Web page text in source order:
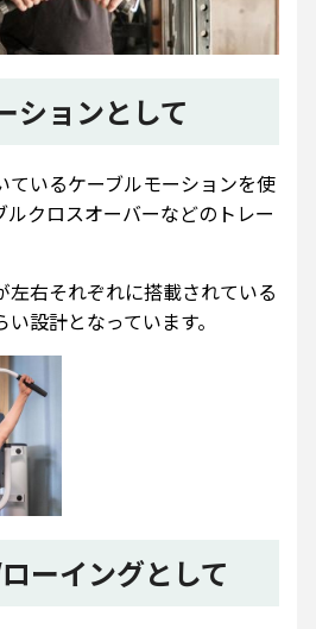
ションとして
ているケーブルモーションを使
ルクロスオーバーなどのトレー
左右それぞれに搭載されている
設計となっています。
ーイングとして